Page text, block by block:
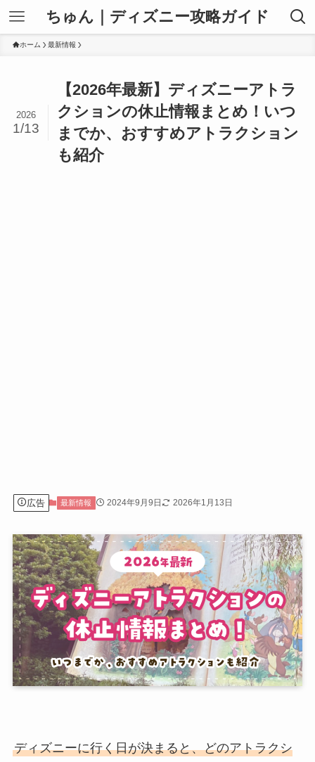
ちゅん｜ディズニー攻略ガイド
ホーム 最新情報
【2026年最新】ディズニーアトラ
クションの休止情報まとめ！いつ
までか、おすすめアトラクション
も紹介
2026
1/13
広告 最新情報 2024年9月9日 2026年1月13日
ディズニーに行く日が決まると、どのアトラクシ